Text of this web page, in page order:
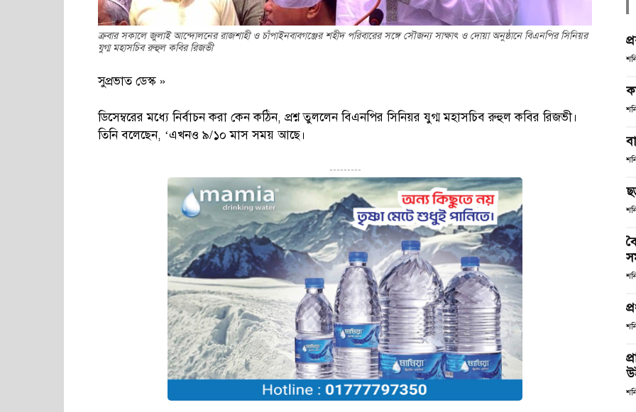
ক্রবার সকালে জুলাই আন্দোলনের রাজশাহী ও চাঁপাইনবাবগঞ্জের শহীদ পরিবারের সঙ্গে সৌজন্য সাক্ষাৎ ও দোয়া অনুষ্ঠানে বিএনপির সিনিয়র
যুগ্ম মহাসচিব রুহুল কবির রিজভী
সুপ্রভাত ডেস্ক »
ডিসেম্বরের মধ্যে নির্বাচন করা কেন কঠিন, প্রশ্ন তুললেন বিএনপির সিনিয়র যুগ্ম মহাসচিব রুহুল কবির রিজভী।
তিনি বলেছেন, ‘এখনও ৯/১০ মাস সময় আছে।
---------